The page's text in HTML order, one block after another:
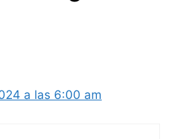
a las 6:00 am